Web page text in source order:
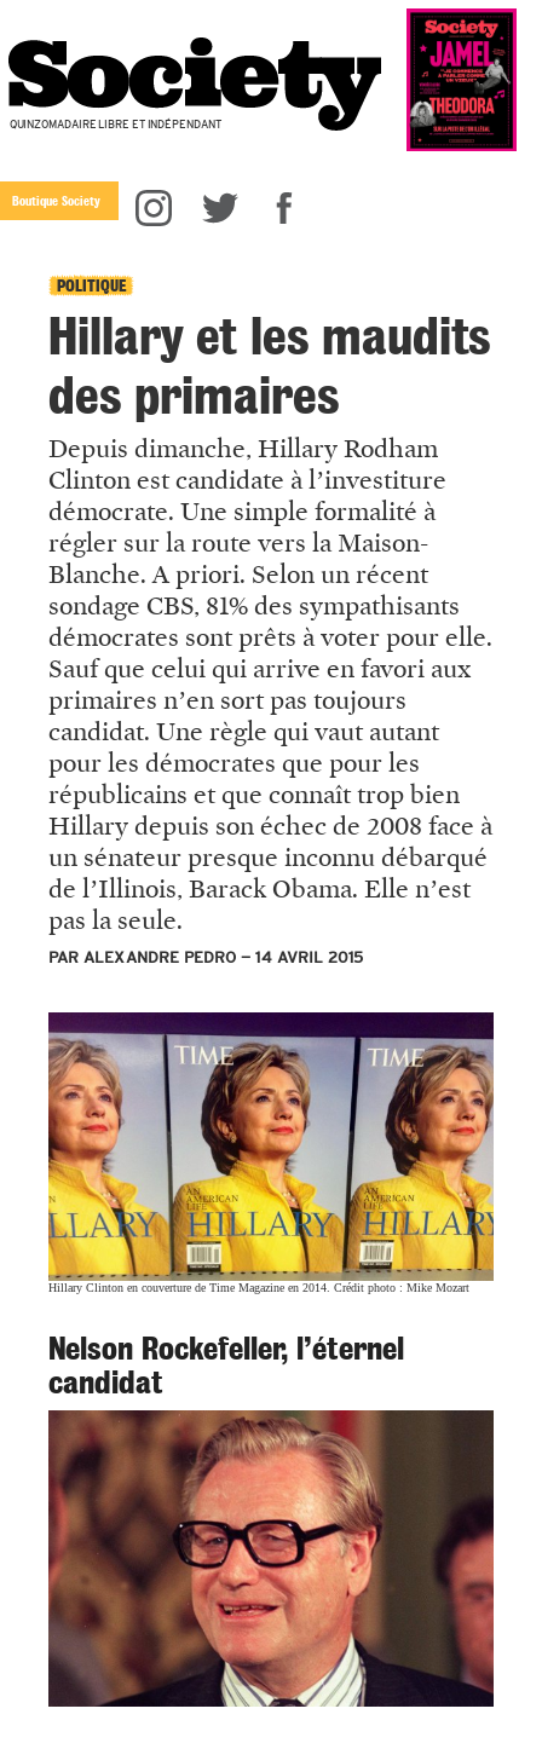
QUINZOMADAIRE LIBRE ET INDÉPENDANT
Boutique Society
POLITIQUE
Hillary et les maudits
des primaires
Depuis dimanche, Hillary Rodham
Clinton est candidate à l’investiture
démocrate. Une simple formalité à
régler sur la route vers la Maison-
Blanche. A priori. Selon un récent
sondage CBS, 81% des sympathisants
démocrates sont prêts à voter pour elle.
Sauf que celui qui arrive en favori aux
primaires n’en sort pas toujours
candidat. Une règle qui vaut autant
pour les démocrates que pour les
républicains et que connaît trop bien
Hillary depuis son échec de 2008 face à
un sénateur presque inconnu débarqué
de l’Illinois, Barack Obama. Elle n’est
pas la seule.
PAR ALEXANDRE PEDRO 14 AVRIL 2015
Hillary Clinton en couverture de Time Magazine en 2014. Crédit photo : Mike Mozart
Nelson Rockefeller, l’éternel
candidat